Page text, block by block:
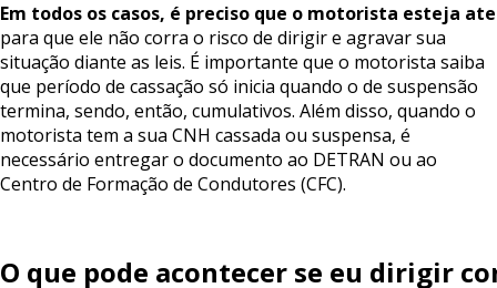
Em todos os casos, é preciso que o motorista esteja
para que ele não corra o risco de dirigir e agravar sua
situação diante as leis. É importante que o motorista saiba
que período de cassação só inicia quando o de suspensão
termina, sendo, então, cumulativos. Além disso, quando o
motorista tem a sua CNH cassada ou suspensa, é
necessário entregar o documento ao DETRAN ou ao
Centro de Formação de Condutores (CFC).
O que pode acontecer se eu dirigir